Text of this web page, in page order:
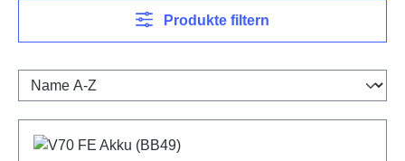
Produkte filtern